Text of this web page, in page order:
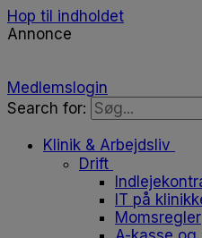
Hop til indholdet
Annonce
Medlemslogin
Search for:
Klinik & Arbejdsliv
Drift
IT på
Momsregler